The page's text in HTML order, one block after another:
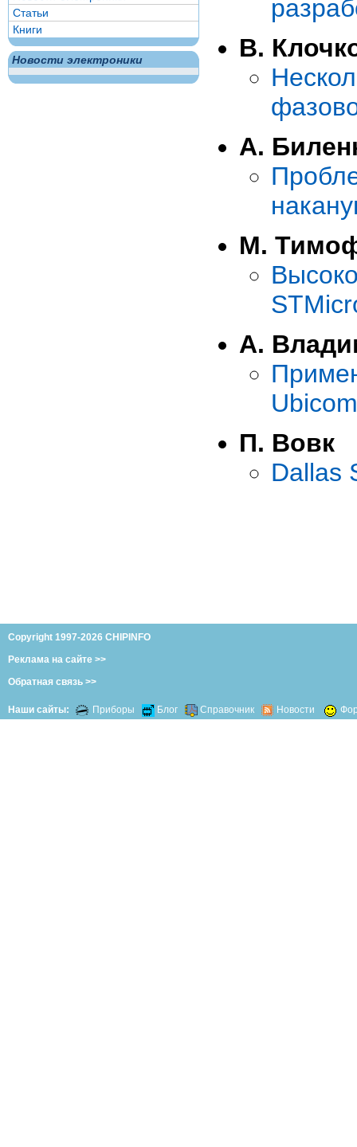
Статьи
Книги
Новости электроники
В.
А.
М.
А.
Ubicom
П. Вовк
Dallas
Copyright 1997-2026 CHIPINFO
Реклама на сайте >>
Обратная связь >>
Наши сайты: Приборы Блог Справочник Новости